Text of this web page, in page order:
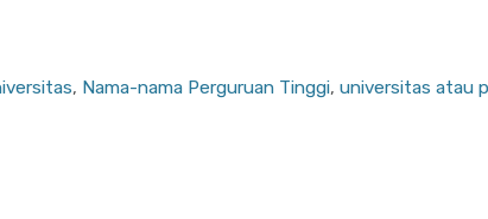
, Nama-nama Perguruan Tinggi,universitas atau